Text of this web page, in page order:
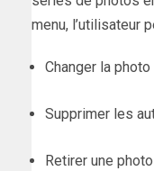
menu, l’utilisateur
Changer la
Supprimer les
Retirer une